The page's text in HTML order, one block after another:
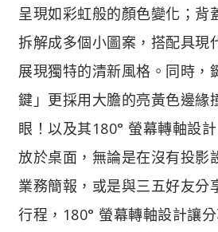
呈現如彩虹般的顏色變化；背
拆解成多個小圖案，搭配具現
展現獨特的清新風格。同時
鍵」更採用大膽的亮黃色邊緣
眼！以及其180° 螢幕轉軸設
放於桌面，無論是在沒有投影
業務簡報，或是與三五好友分
行程，180° 螢幕轉軸設計讓